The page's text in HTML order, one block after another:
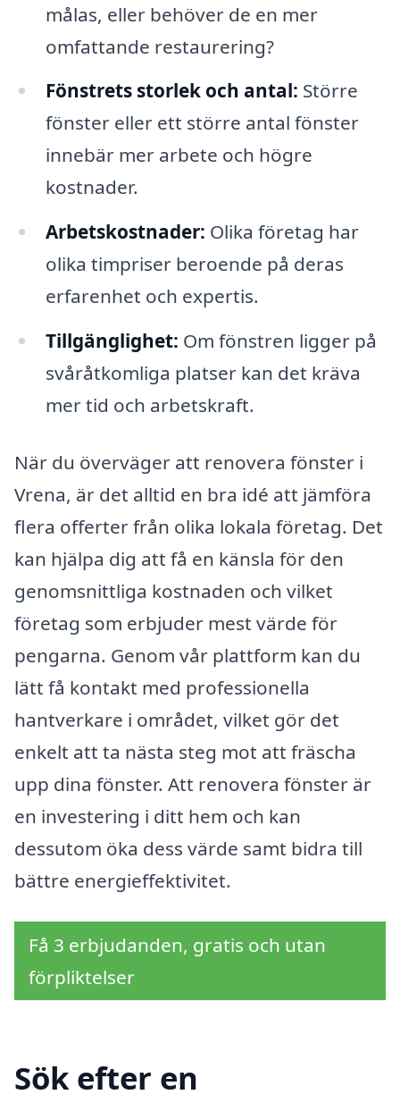
målas, eller behöver de en mer
omfattande restaurering?
Fönstrets storlek och antal: Större
fönster eller ett större antal fönster
innebär mer arbete och högre
kostnader.
Arbetskostnader: Olika företag har
olika timpriser beroende på deras
erfarenhet och expertis.
Tillgänglighet: Om fönstren ligger på
svåråtkomliga platser kan det kräva
mer tid och arbetskraft.
När du överväger att renovera fönster i
Vrena, är det alltid en bra idé att jämföra
flera offerter från olika lokala företag. Det
kan hjälpa dig att få en känsla för den
genomsnittliga kostnaden och vilket
företag som erbjuder mest värde för
pengarna. Genom vår plattform kan du
lätt få kontakt med professionella
hantverkare i området, vilket gör det
enkelt att ta nästa steg mot att fräscha
upp dina fönster. Att renovera fönster är
en investering i ditt hem och kan
dessutom öka dess värde samt bidra till
bättre energieffektivitet.
Få 3 erbjudanden, gratis och utan
förpliktelser
Sök efter en